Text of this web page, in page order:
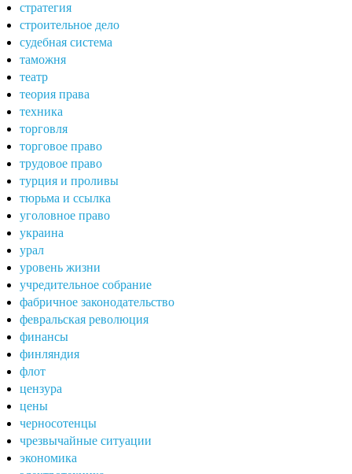
стратегия
строительное дело
судебная система
таможня
театр
теория права
техника
торговля
торговое право
трудовое право
турция и проливы
тюрьма и ссылка
уголовное право
украина
урал
уровень жизни
учредительное собрание
фабричное законодательство
февральская революция
финансы
финляндия
флот
цензура
цены
черносотенцы
чрезвычайные ситуации
экономика